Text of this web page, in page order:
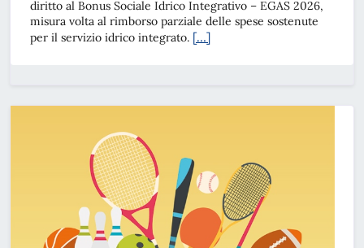
diritto al Bonus Sociale Idrico Integrativo – EGAS 2026,
misura volta al rimborso parziale delle spese sostenute
per il servizio idrico integrato. […]